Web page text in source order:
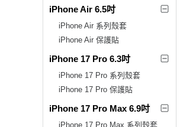
iPhone Air 6.5吋
iPhone Air 系列殼套
iPhone Air 保護貼
iPhone 17 Pro 6.3吋
iPhone 17 Pro 系列殼套
iPhone 17 Pro 保護貼
iPhone 17 Pro Max 6.9吋
iPhone 17 Pro Max 系列殼套